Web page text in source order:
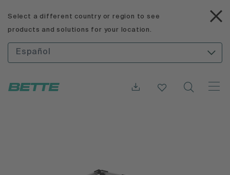
Select a different country or region to see
products and solutions for your location.
Español